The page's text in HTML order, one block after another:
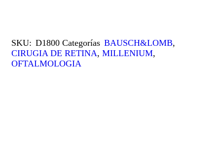
SKU: D1800 Categorías BAUSCH&LOMB,
CIRUGIA DE RETINA, MILLENIUM,
OFTALMOLOGIA